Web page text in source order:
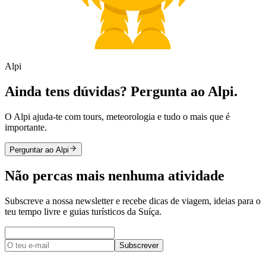
Alpi
Ainda tens dúvidas? Pergunta ao Alpi.
O Alpi ajuda-te com tours, meteorologia e tudo o mais que é
importante.
Perguntar ao Alpi
Não percas mais nenhuma atividade
Subscreve a nossa newsletter e recebe dicas de viagem, ideias para o
teu tempo livre e guias turísticos da Suíça.
Subscrever